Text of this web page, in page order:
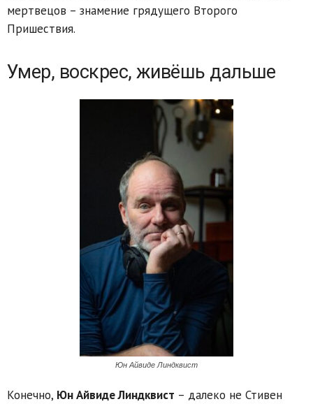
мертвецов – знамение грядущего Второго
Пришествия.
Умер, воскрес, живёшь дальше
Юн Айвиде Линдквист
Конечно, Юн Айвиде Линдквист – далеко не Стивен